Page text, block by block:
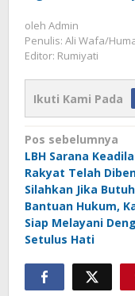
oleh Admin
Penulis: Ali Wafa/
Editor: Rumiyati
Ikuti Kami Pada
Navigasi
pos
Pos sebelumnya
LBH Sarana
Rakyat Telah
Silahkan Jika Butuh
Bantuan Hukum,
Siap Melayani
Setulus Hati